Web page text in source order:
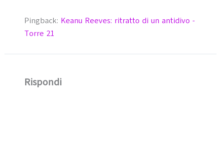
Pingback: Keanu Reeves: ritratto di un antidivo -
Torre 21
Rispondi